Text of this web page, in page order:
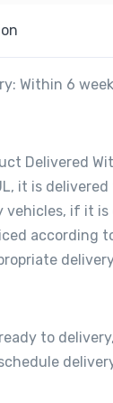
Within 6
Delivered
it is
vehicles, if it is
according
to